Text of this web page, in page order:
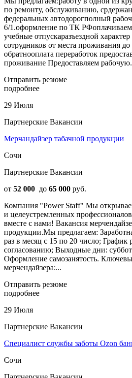
по ремонту, обслуживанию,
федеральных автодорогполный
6/1.оформление по ТК
учебные отпускаразъездной
сотрудников от места проживания
обратнооплата переработок
проживание Предоставляем
Отправить резюме
подробнее
29 Июля
Партнерские Вакансии
Мерчандайзер табачной продукции
Сочи
Партнерские Вакансии
от 52 000 до 65 000 руб.
Компания "Power Staff" Мы
и целеустремленных
вместе с нами! Bакaнсия
пpодукции.Mы предлагaем:
раз в мeсяц с 15 по 20 число; Грaфик
согласованию; Выходные дни:
Оформление самозанятость.
мерчендайзера:...
Отправить резюме
подробнее
29 Июля
Партнерские Вакансии
Специалист службы заботы Ozon
Сочи